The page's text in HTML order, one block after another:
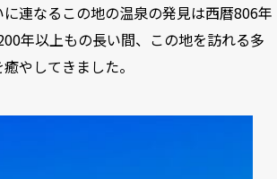
連なるこの地の温泉の発見は西暦806年
年以上もの長い間、この地を訪れる多
やしてきました。